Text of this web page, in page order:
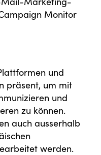
Monitor
und
präsent, um mit
und
zu können.
auch ausserhalb
werden.